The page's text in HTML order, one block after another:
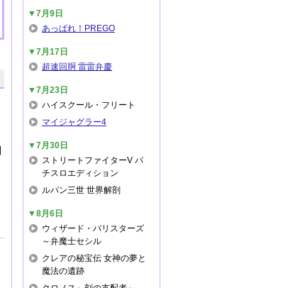
▼7月9日
あっぱれ！PREGO
▼7月17日
超速回胴 雷雷弁慶
▼7月23日
ハイスクール・フリート
マイジャグラー4
▼7月30日
ストリートファイターV パ
チスロエディション
ルパン三世 世界解剖
▼8月6日
ウィザード・バリスターズ
～弁魔士セシル
クレアの秘宝伝 女神の夢と
魔法の遺跡